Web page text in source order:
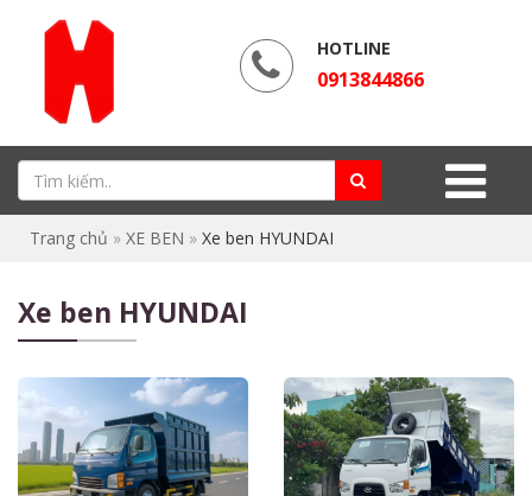
HOTLINE
0913844866
Trang chủ » XE BEN » Xe ben HYUNDAI
Xe ben HYUNDAI